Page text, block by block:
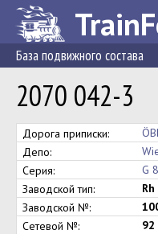
База подвижного состава
2070 042-3
Дорога приписки:
Депо:
Серия:
G
Заводской тип:
Заводской №:
Сетевой №:
92